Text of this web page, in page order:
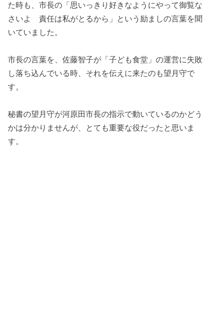
た時も、市長の「思いっきり好きなようにやって御覧な
さいよ 責任は私がとるから」という励ましの言葉を聞
いていました。
市長の言葉を、佐藤智子が「子ども食堂」の運営に失敗
し落ち込んでいる時、それを伝えに来たのも望月守で
す。
秘書の望月守が河原田市長の指示で動いているのかどう
かは分かりませんが、とても重要な役だったと思いま
す。